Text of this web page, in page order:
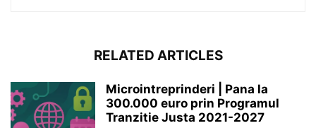
RELATED ARTICLES
Microintreprinderi | Pana la
300.000 euro prin Programul
Tranzitie Justa 2021-2027